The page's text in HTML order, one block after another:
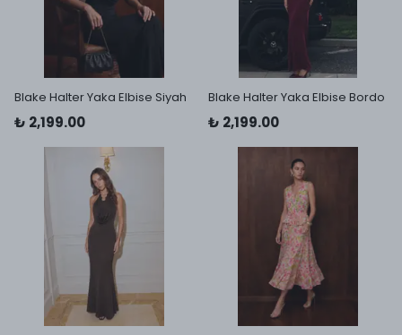
Blake Halter Yaka Elbise Siyah
₺ 2,199.00
Blake Halter Yaka Elbise Bordo
₺ 2,199.00